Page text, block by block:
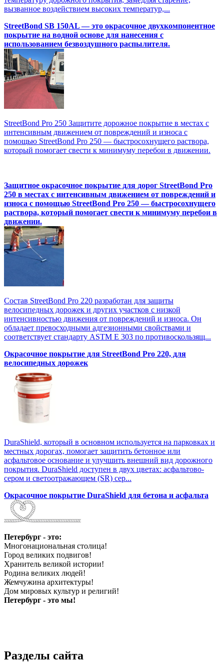
вызванное воздействием высоких температур,...
StreetBond SB 150AL — это окрасочное двухкомпонентное
покрытие на водной основе для нанесения с
использованием безвоздушного распылителя.
StreetBond Pro 250 Защитите дорожное покрытие в местах с
интенсивным движением от повреждений и износа с
помощью StreetBond Pro 250 — быстросохнущего раствора,
который помогает свести к минимуму перебои в движении.
Защитное окрасочное покрытие для дорог StreetBond Pro
250 в местах с интенсивным движением от повреждений и
износа с помощью StreetBond Pro 250 — быстросохнущего
раствора, который помогает свести к минимуму перебои в
движении.
Состав StreetBond Pro 220 разработан для защиты
велосипедных дорожек и других участков с низкой
интенсивностью движения от повреждений и износа. Он
обладает превосходными адгезионными свойствами и
соответствует стандарту ASTM E 303 по противоскользящ...
Окрасочное покрытие для StreetBond Pro 220, для
велосипедных дорожек
DuraShield, который в основном используется на парковках и
местных дорогах, помогает защитить бетонное или
асфальтовое основание и улучшить внешний вид дорожного
покрытия. DuraShield доступен в двух цветах: асфальтово-
сером и светоотражающем (SR) сер...
Окрасочное покрытие DuraShield для бетона и асфальта
Петербург - это:
Многонациональная столица!
Город великих подвигов!
Хранитель великой истории!
Родина великих людей!
Жемчужина архитектуры!
Дом мировых культур и религий!
Петербург - это мы!
Разделы сайта